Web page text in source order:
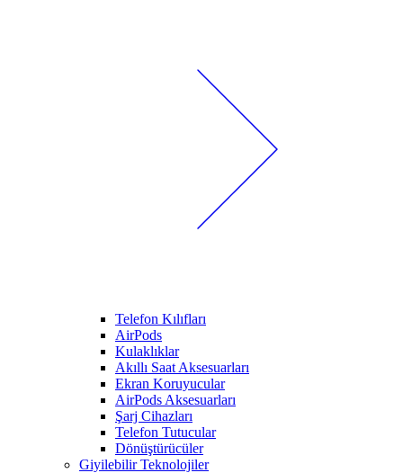
Telefon Kılıfları
AirPods
Kulaklıklar
Akıllı Saat Aksesuarları
Ekran Koruyucular
AirPods Aksesuarları
Şarj Cihazları
Telefon Tutucular
Dönüştürücüler
Giyilebilir Teknolojiler